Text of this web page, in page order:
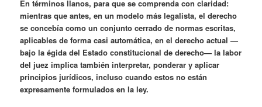
En términos llanos, para que se comprenda con claridad:
mientras que antes, en un modelo más legalista, el derecho
se concebía como un conjunto cerrado de normas escritas,
aplicables de forma casi automática, en el derecho actual —
bajo la égida del Estado constitucional de derecho— la labor
del juez implica también interpretar, ponderar y aplicar
principios jurídicos, incluso cuando estos no están
expresamente formulados en la ley.